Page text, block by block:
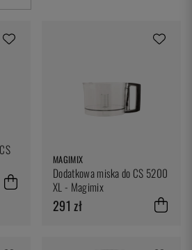
MAGIMIX
Dodatkowa miska do CS 5200
XL - Magimix
291 zł